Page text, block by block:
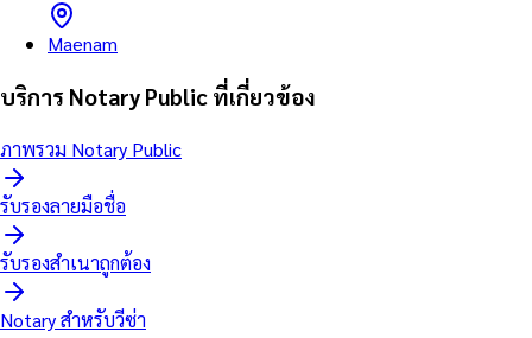
Maenam
บริการ Notary Public ที่เกี่ยวข้อง
ภาพรวม Notary Public
รับรองลายมือชื่อ
รับรองสำเนาถูกต้อง
Notary สำหรับวีซ่า